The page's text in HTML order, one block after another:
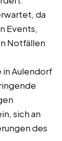
da
Events,
Notfällen
Aulendorf
sich an
des